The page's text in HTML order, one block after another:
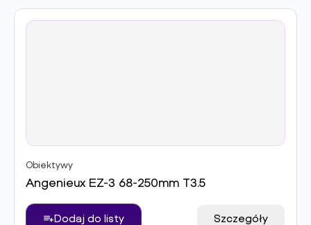
Obiektywy
Angenieux EZ-3 68-250mm T3.5
Dodaj do listy Szczegóły